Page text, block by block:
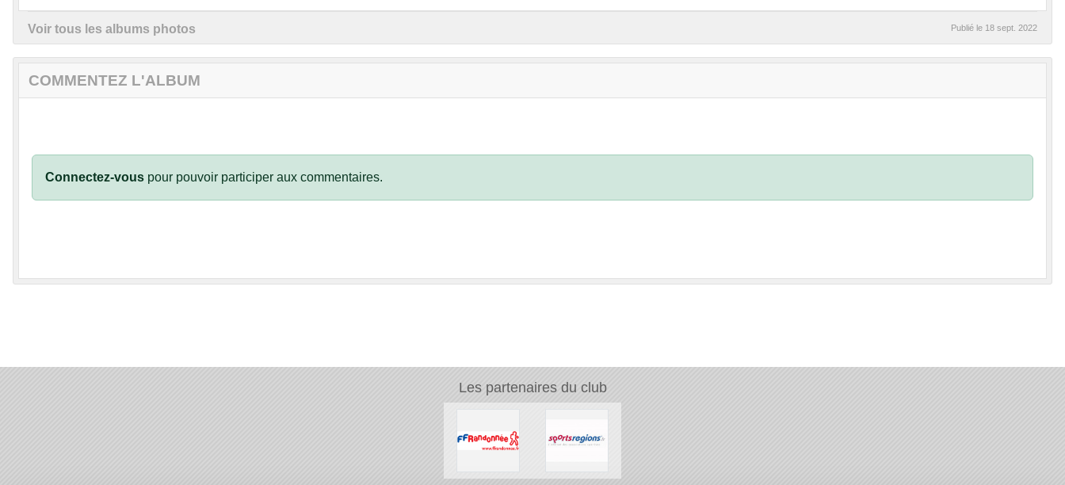
Voir tous les albums photos Publié le 18 sept. 2022
COMMENTEZ L'ALBUM
Connectez-vous pour pouvoir participer aux commentaires.
Les partenaires du club